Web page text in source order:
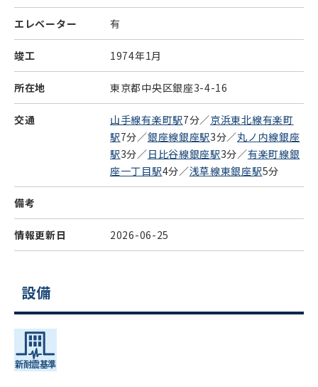
エレベーター 有
竣工 1974年1月
所在地 東京都中央区銀座3-4-16
交通 山手線有楽町駅7分／京浜東北線有楽町
駅7分／銀座線銀座駅3分／丸ノ内線銀座
駅3分／日比谷線銀座駅3分／有楽町線銀
座一丁目駅4分／浅草線東銀座駅5分
備考
情報更新日 2026-06-25
設備